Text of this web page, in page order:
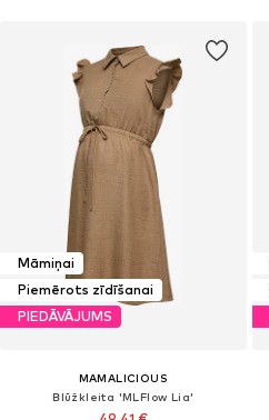
Māmiņai
Piemērots zīdīšanai
PIEDĀVĀJUMS
MAMALICIOUS
Blūžkleita 'MLFlow Lia'